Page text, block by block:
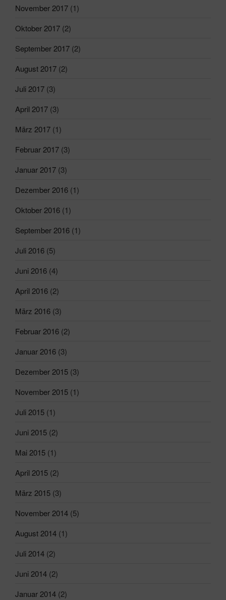
November 2017 (1)
Oktober 2017 (2)
September 2017 (2)
August 2017 (2)
Juli 2017 (3)
April 2017 (3)
März 2017 (1)
Februar 2017 (3)
Januar 2017 (3)
Dezember 2016 (1)
Oktober 2016 (1)
September 2016 (1)
Juli 2016 (5)
Juni 2016 (4)
April 2016 (2)
März 2016 (3)
Februar 2016 (2)
Januar 2016 (3)
Dezember 2015 (3)
November 2015 (1)
Juli 2015 (1)
Juni 2015 (2)
Mai 2015 (1)
April 2015 (2)
März 2015 (3)
November 2014 (5)
August 2014 (1)
Juli 2014 (2)
Juni 2014 (2)
Januar 2014 (2)